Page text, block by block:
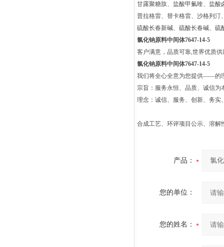
甘露聚糖肽、盐酸甲氟喹、盐酸
普拉格雷、替卡格雷、沙格列汀
硫酸长春新碱、硫酸长春碱、硫
氯化钠原料中间体7647-14-5
客户满意，品质可靠,世界优质
氯化钠原料中间体7647-14-5
我们将全心全意为您提供——的
宗旨：服务永恒、品质、诚信
理念：诚信、服务、创新、务实
合成工艺、环评项目公示、溶解
产品：
您的单位：
您的姓名：